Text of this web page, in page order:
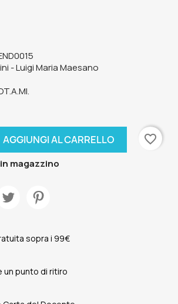
- Luigi Maria Maesano
AGGIUNGI AL CARRELLO
favorite_border
magazzino
sopra i 99€
un punto di ritiro